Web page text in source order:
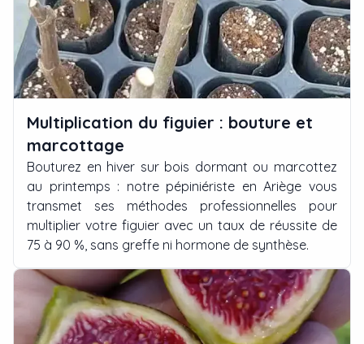
Multiplication du figuier : bouture et
marcottage
Bouturez en hiver sur bois dormant ou marcottez
au printemps : notre pépiniériste en Ariège vous
transmet ses méthodes professionnelles pour
multiplier votre figuier avec un taux de réussite de
75 à 90 %, sans greffe ni hormone de synthèse.